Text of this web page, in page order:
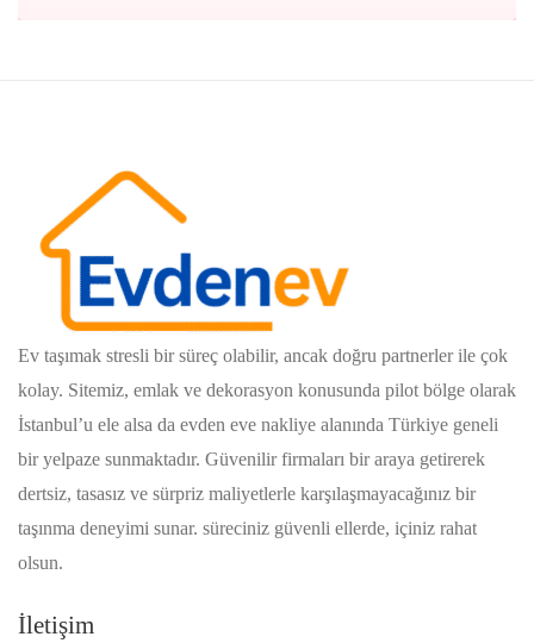
Ev taşımak stresli bir süreç olabilir, ancak doğru partnerler ile çok
kolay. Sitemiz, emlak ve dekorasyon konusunda pilot bölge olarak
İstanbul’u ele alsa da evden eve nakliye alanında Türkiye geneli
bir yelpaze sunmaktadır. Güvenilir firmaları bir araya getirerek
dertsiz, tasasız ve sürpriz maliyetlerle karşılaşmayacağınız bir
taşınma deneyimi sunar. süreciniz güvenli ellerde, içiniz rahat
olsun.
İletişim